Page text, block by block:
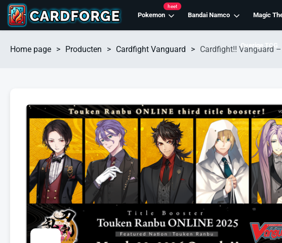
Pokemon
heet
Bandai Namco Magic
Overige TCG
Home page > Producten > Cardfight Vanguard > Cardfight!! Vanguard